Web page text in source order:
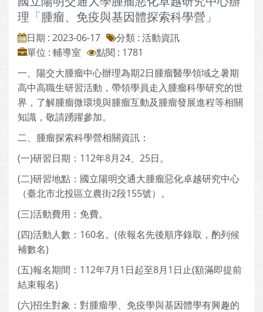
理「腫瘤、免疫與基因體探索科學營」
日期 : 2023-06-17
分類 : 活動資訊
單位 : 輔導室
點閱 : 1781
一、陽交大腫瘤中心辦理為期2日腫瘤醫學領域之暑期
高中高職生研習活動，帶領學員走入腫瘤科學研究的世
界，了解腫瘤微環境與腫瘤互動及腫瘤發展進程等相關
知識，敬請踴躍參加。
二、腫瘤探索科學營相關資訊：
(一)研習日期：112年8月24、25日。
(二)研習地點：國立陽明交通大腫瘤惡化卓越研究中心
（臺北市北投區立農街2段155號）。
(三)活動費用：免費。
(四)活動人數：160名。(依報名先後順序錄取，酌列候
補數名)
(五)報名期間：112年7月1日起至8月1日止(額滿即提前
結束報名)
(六)招生對象：對腫瘤學、免疫學與基因體學有興趣的